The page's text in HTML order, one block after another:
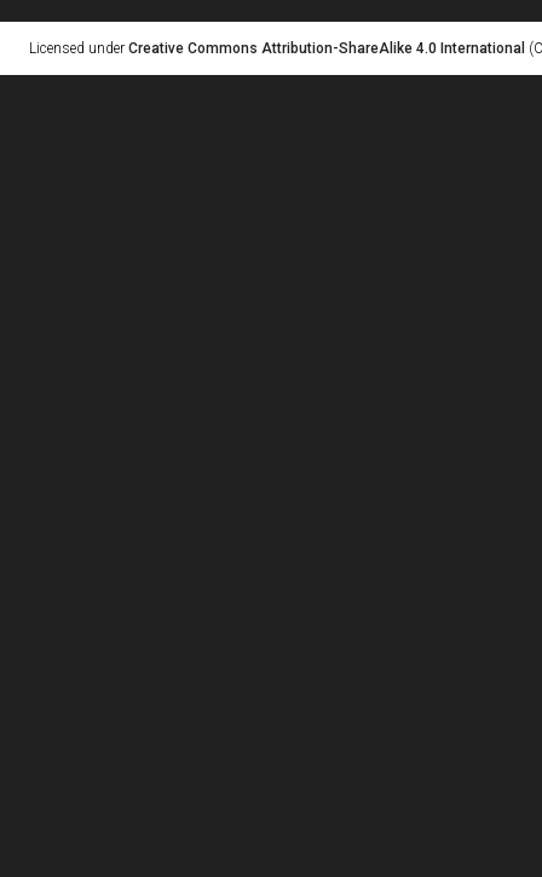
Licensed under Creative Commons Attribution-ShareAlike 4.0 International